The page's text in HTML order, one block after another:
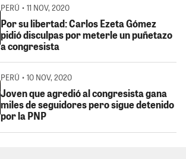
PERÚ • 11 NOV, 2020
Por su libertad: Carlos Ezeta Gómez
pidió disculpas por meterle un puñetazo
a congresista
PERÚ • 10 NOV, 2020
Joven que agredió al congresista gana
miles de seguidores pero sigue detenido
por la PNP